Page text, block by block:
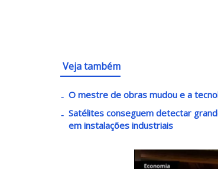
Veja também
O mestre de obras mudou e a
Satélites conseguem detectar
em instalações industriais